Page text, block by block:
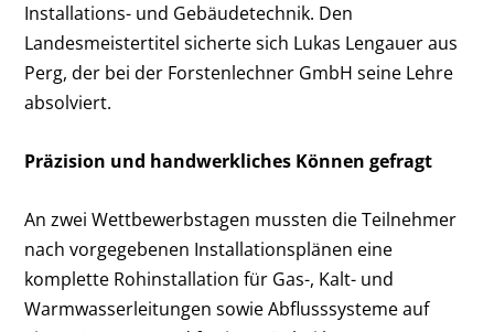
Installations- und Gebäudetechnik. Den
Landesmeistertitel sicherte sich Lukas Lengauer aus
Perg, der bei der Forstenlechner GmbH seine Lehre
absolviert.
Präzision und handwerkliches Können gefragt
An zwei Wettbewerbstagen mussten die Teilnehmer
nach vorgegebenen Installationsplänen eine
komplette Rohinstallation für Gas-, Kalt- und
Warmwasserleitungen sowie Abflusssysteme auf